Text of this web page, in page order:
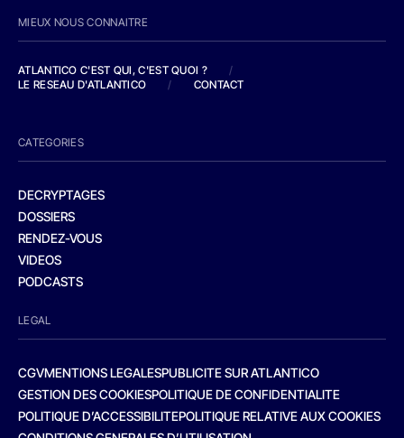
MIEUX NOUS CONNAITRE
ATLANTICO C'EST QUI, C'EST QUOI ?
/
LE RESEAU D'ATLANTICO
/ CONTACT
CATEGORIES
DECRYPTAGES
DOSSIERS
RENDEZ-VOUS
VIDEOS
PODCASTS
LEGAL
CGVMENTIONS LEGALESPUBLICITE SUR ATLANTICO
GESTION DES COOKIESPOLITIQUE DE CONFIDENTIALITE
POLITIQUE D’ACCESSIBILITEPOLITIQUE RELATIVE AUX COOKIES